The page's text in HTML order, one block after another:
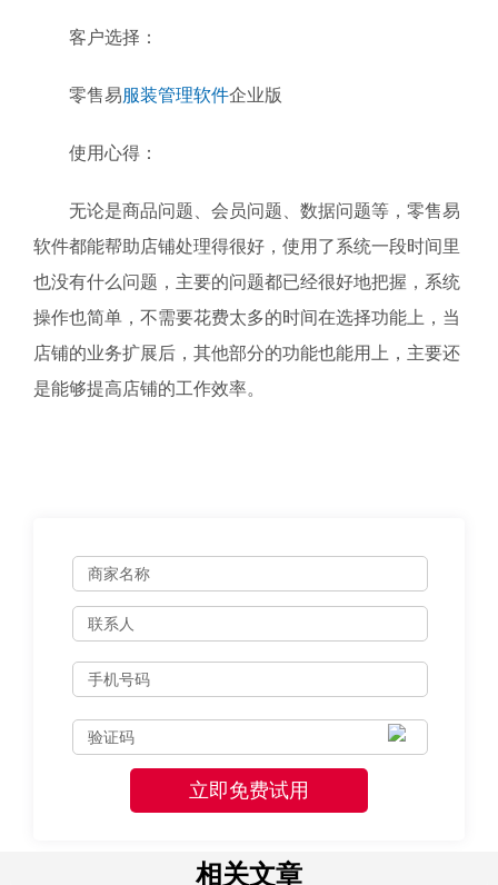
客户选择：
零售易服装管理软件企业版
使用心得：
无论是商品问题、会员问题、数据问题等，零售易
软件都能帮助店铺处理得很好，使用了系统一段时间里
也没有什么问题，主要的问题都已经很好地把握，系统
操作也简单，不需要花费太多的时间在选择功能上，当
店铺的业务扩展后，其他部分的功能也能用上，主要还
是能够提高店铺的工作效率。
相关文章